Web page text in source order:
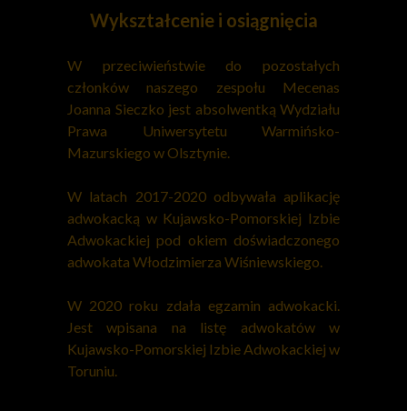
Wykształcenie i osiągnięcia
W przeciwieństwie do pozostałych
członków naszego zespołu Mecenas
Joanna Sieczko jest absolwentką Wydziału
Prawa Uniwersytetu Warmińsko-
Mazurskiego w Olsztynie.
W latach 2017-2020 odbywała aplikację
adwokacką w Kujawsko-Pomorskiej Izbie
Adwokackiej pod okiem doświadczonego
adwokata Włodzimierza Wiśniewskiego.
W 2020 roku zdała egzamin adwokacki.
Jest wpisana na listę adwokatów w
Kujawsko-Pomorskiej Izbie Adwokackiej w
Toruniu.